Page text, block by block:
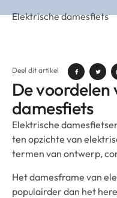
Elektrische damesfiets
Deel dit artikel
De voordelen
damesfiets
Elektrische
ten opzichte van
termen van ontwerp,
Het damesframe van
populairder dan het